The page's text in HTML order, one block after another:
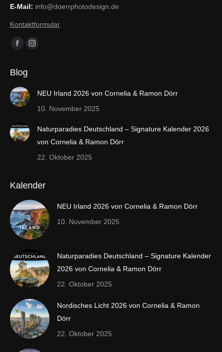
E-Mail: info@doerrphotodesign.de
Kontaktformular
Finden Sie uns auf:
Facebook
opens
in
new
window
Instagram
window
Blog
NEU Irland 2026 von Cornelia & Ramon Dörr
10. November 2025
Naturparadies Deutschland – Signature Kalender 2026
von Cornelia & Ramon Dörr
22. Oktober 2025
Kalender
NEU Irland 2026 von Cornelia & Ramon Dörr
10. November 2025
Naturparadies Deutschland – Signature Kalender
2026 von Cornelia & Ramon Dörr
22. Oktober 2025
Nordisches Licht 2026 von Cornelia & Ramon
Dörr
22. Oktober 2025